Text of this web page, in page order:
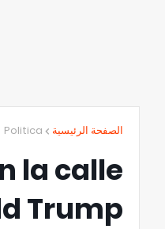
الصفحة الرئيسية Politica
la calle
Trump¡